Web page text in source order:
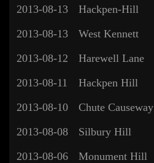
2013-08-13
Hackpen-Hill
2013-08-13
West Kennett
2013-08-12
Harewell Lane
2013-08-11
Hackpen Hill
2013-08-10
Chute Causeway
2013-08-08
Silbury Hill
2013-08-06
Monument Hill